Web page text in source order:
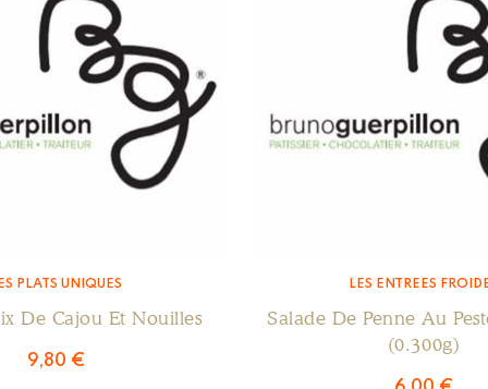
PLATS UNIQUES
De Cajou Et Nouilles
9,80 €
LES ENTRÉES
Salade De Penne Au
(0.300g)